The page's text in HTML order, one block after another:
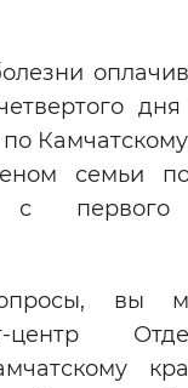
семьи
с
вы